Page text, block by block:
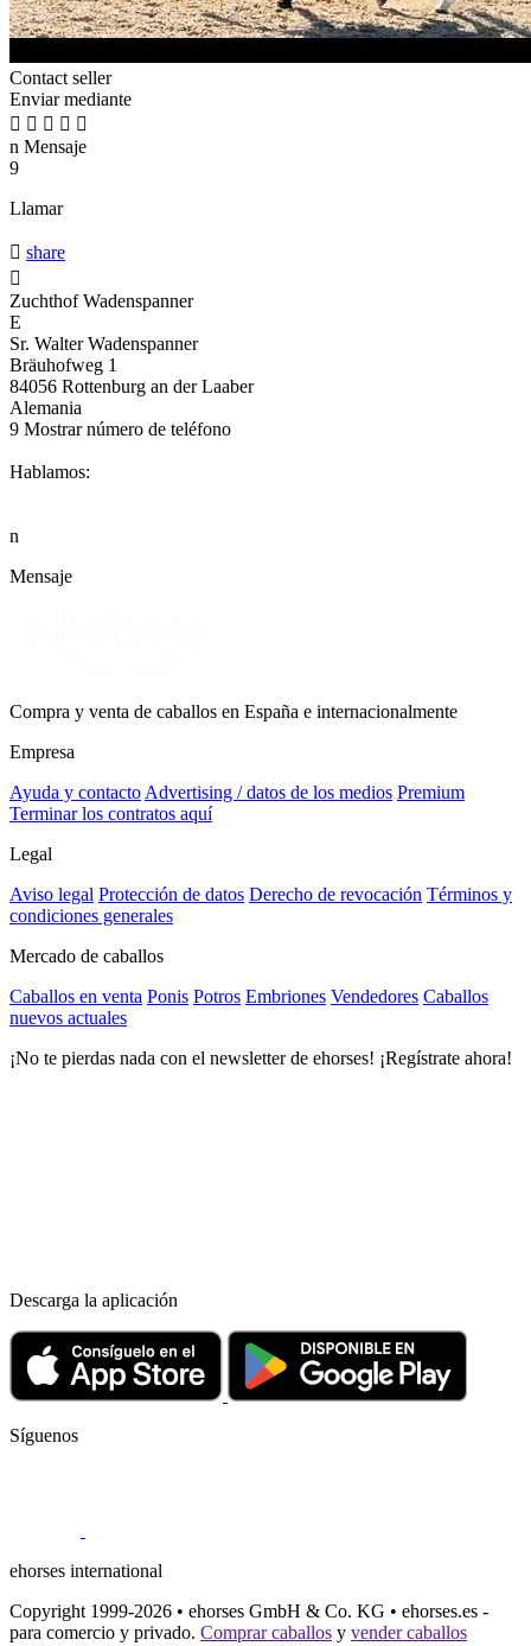
Contact seller
Enviar mediante
    
n Mensaje
9
Llamar
 share

Zuchthof Wadenspanner
E
Sr. Walter Wadenspanner
Bräuhofweg 1
84056 Rottenburg an der Laaber
Alemania
9 Mostrar número de teléfono
Hablamos:
n
Mensaje
Compra y venta de caballos en España e internacionalmente
Empresa
Ayuda y contacto Advertising / datos de los medios Premium
Terminar los contratos aquí
Legal
Aviso legal Protección de datos Derecho de revocación Términos y
condiciones generales
Mercado de caballos
Caballos en venta Ponis Potros Embriones Vendedores Caballos
nuevos actuales
¡No te pierdas nada con el newsletter de ehorses! ¡Regístrate ahora!
Descarga la aplicación
Síguenos
ehorses international
Copyright 1999-2026 • ehorses GmbH & Co. KG • ehorses.es -
para comercio y privado. Comprar caballos y vender caballos